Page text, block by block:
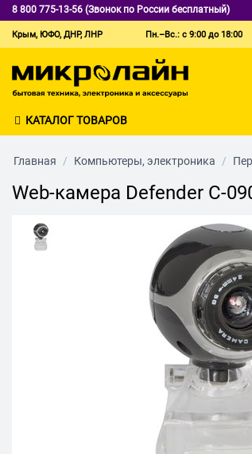
8 800 775-13-56 (Звонок по России бесплатный)
Крым, ЮФО, ДНР, ЛНР Пн.–Вс.: с 9:00 до 18:00
КАТАЛОГ ТОВАРОВ
Главная / Компьютеры, электроника /
Web-камера Defender C-